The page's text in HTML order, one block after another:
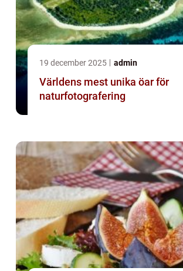
19 december 2025 admin
Världens mest unika öar för
naturfotografering